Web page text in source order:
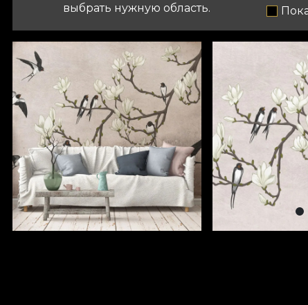
выбрать нужную область.